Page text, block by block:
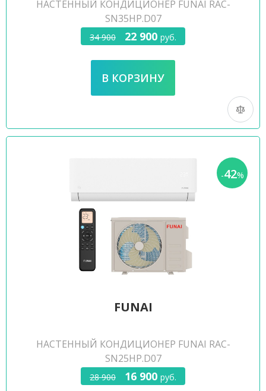
НАСТЕННЫЙ КОНДИЦИОНЕР FUNAI RAC-
SN35HP.D07
34 900 22 900 руб.
-42%
FUNAI
НАСТЕННЫЙ КОНДИЦИОНЕР FUNAI RAC-
SN25HP.D07
28 900 16 900 руб.